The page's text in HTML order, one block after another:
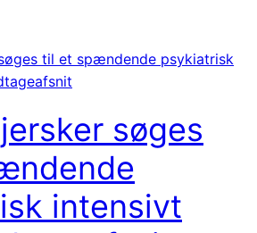
søges
intensivt